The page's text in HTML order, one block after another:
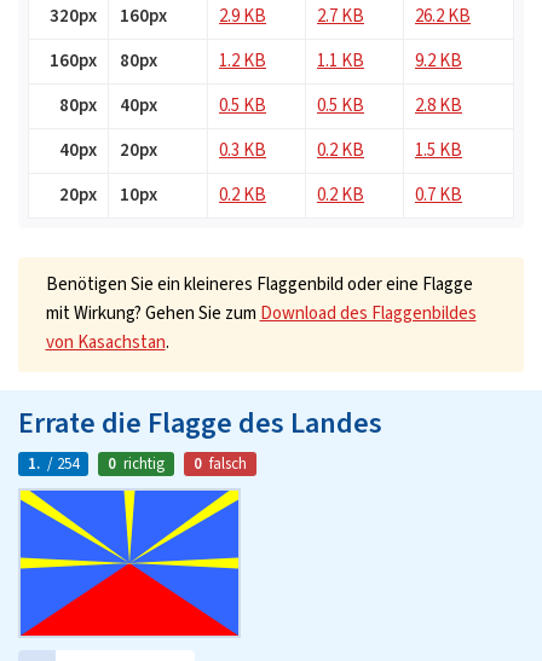
320px
160px 2.9 KB 2.7 KB
26.2 KB
160px
80px 1.2 KB 1.1 KB
9.2 KB
80px
40px 0.5 KB 0.5 KB
2.8 KB
40px
20px 0.3 KB 0.2 KB
1.5 KB
20px
10px 0.2 KB 0.2 KB 0.7 KB
Benötigen Sie ein kleineres Flaggenbild oder eine Flagge
mit Wirkung? Gehen Sie zumDownload des Flaggenbildes
von Kasachstan.
Errate die Flagge des Landes
1. / 254 0 richtig 0 falsch